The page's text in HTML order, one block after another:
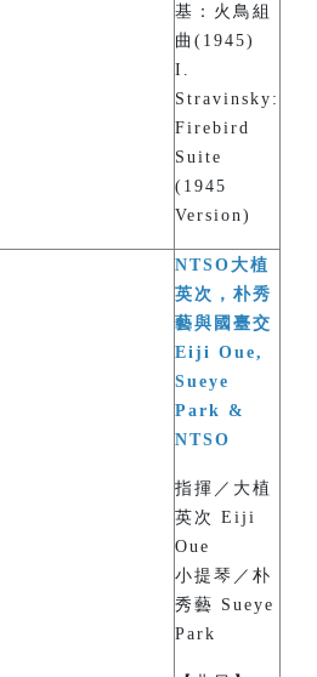
基：火鳥組
曲(1945)
I.
Stravinsky:
Firebird
Suite
(1945
Version)
NTSO大植
英次，朴秀
藝與國臺交
Eiji Oue,
Sueye
Park &
NTSO
指揮／大植
英次 Eiji
Oue
小提琴／朴
秀藝 Sueye
Park